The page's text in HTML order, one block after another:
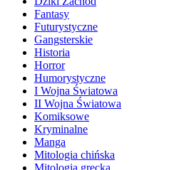
Fantasy
Futurystyczne
Gangsterskie
Historia
Horror
Humorystyczne
I Wojna Światowa
II Wojna Światowa
Komiksowe
Kryminalne
Manga
Mitologia chińska